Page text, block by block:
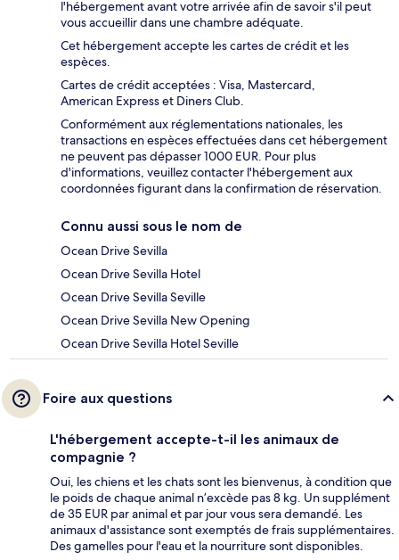
l'hébergement avant votre arrivée afin de savoir s'il peut
vous accueillir dans une chambre adéquate.
Cet hébergement accepte les cartes de crédit et les
espèces.
Cartes de crédit acceptées : Visa, Mastercard,
American Express et Diners Club.
Conformément aux réglementations nationales, les
transactions en espèces effectuées dans cet hébergement
ne peuvent pas dépasser 1000 EUR. Pour plus
d'informations, veuillez contacter l'hébergement aux
coordonnées figurant dans la confirmation de réservation.
Connu aussi sous le nom de
Ocean Drive Sevilla
Ocean Drive Sevilla Hotel
Ocean Drive Sevilla Seville
Ocean Drive Sevilla New Opening
Ocean Drive Sevilla Hotel Seville
Foire aux questions
L'hébergement accepte-t-il les animaux de
compagnie ?
Oui, les chiens et les chats sont les bienvenus, à condition que
le poids de chaque animal n’excède pas 8 kg. Un supplément
de 35 EUR par animal et par jour vous sera demandé. Les
animaux d'assistance sont exemptés de frais supplémentaires.
Des gamelles pour l'eau et la nourriture sont disponibles.